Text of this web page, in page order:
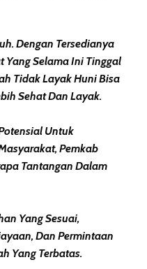
Dengan Tersedianya
Yang Selama Ini Tinggal
Tidak Layak Huni Bisa
Sehat Dan Layak.
Untuk
Pemkab
Tantangan Dalam
Yang Sesuai,
Dan Permintaan
Yang Terbatas.